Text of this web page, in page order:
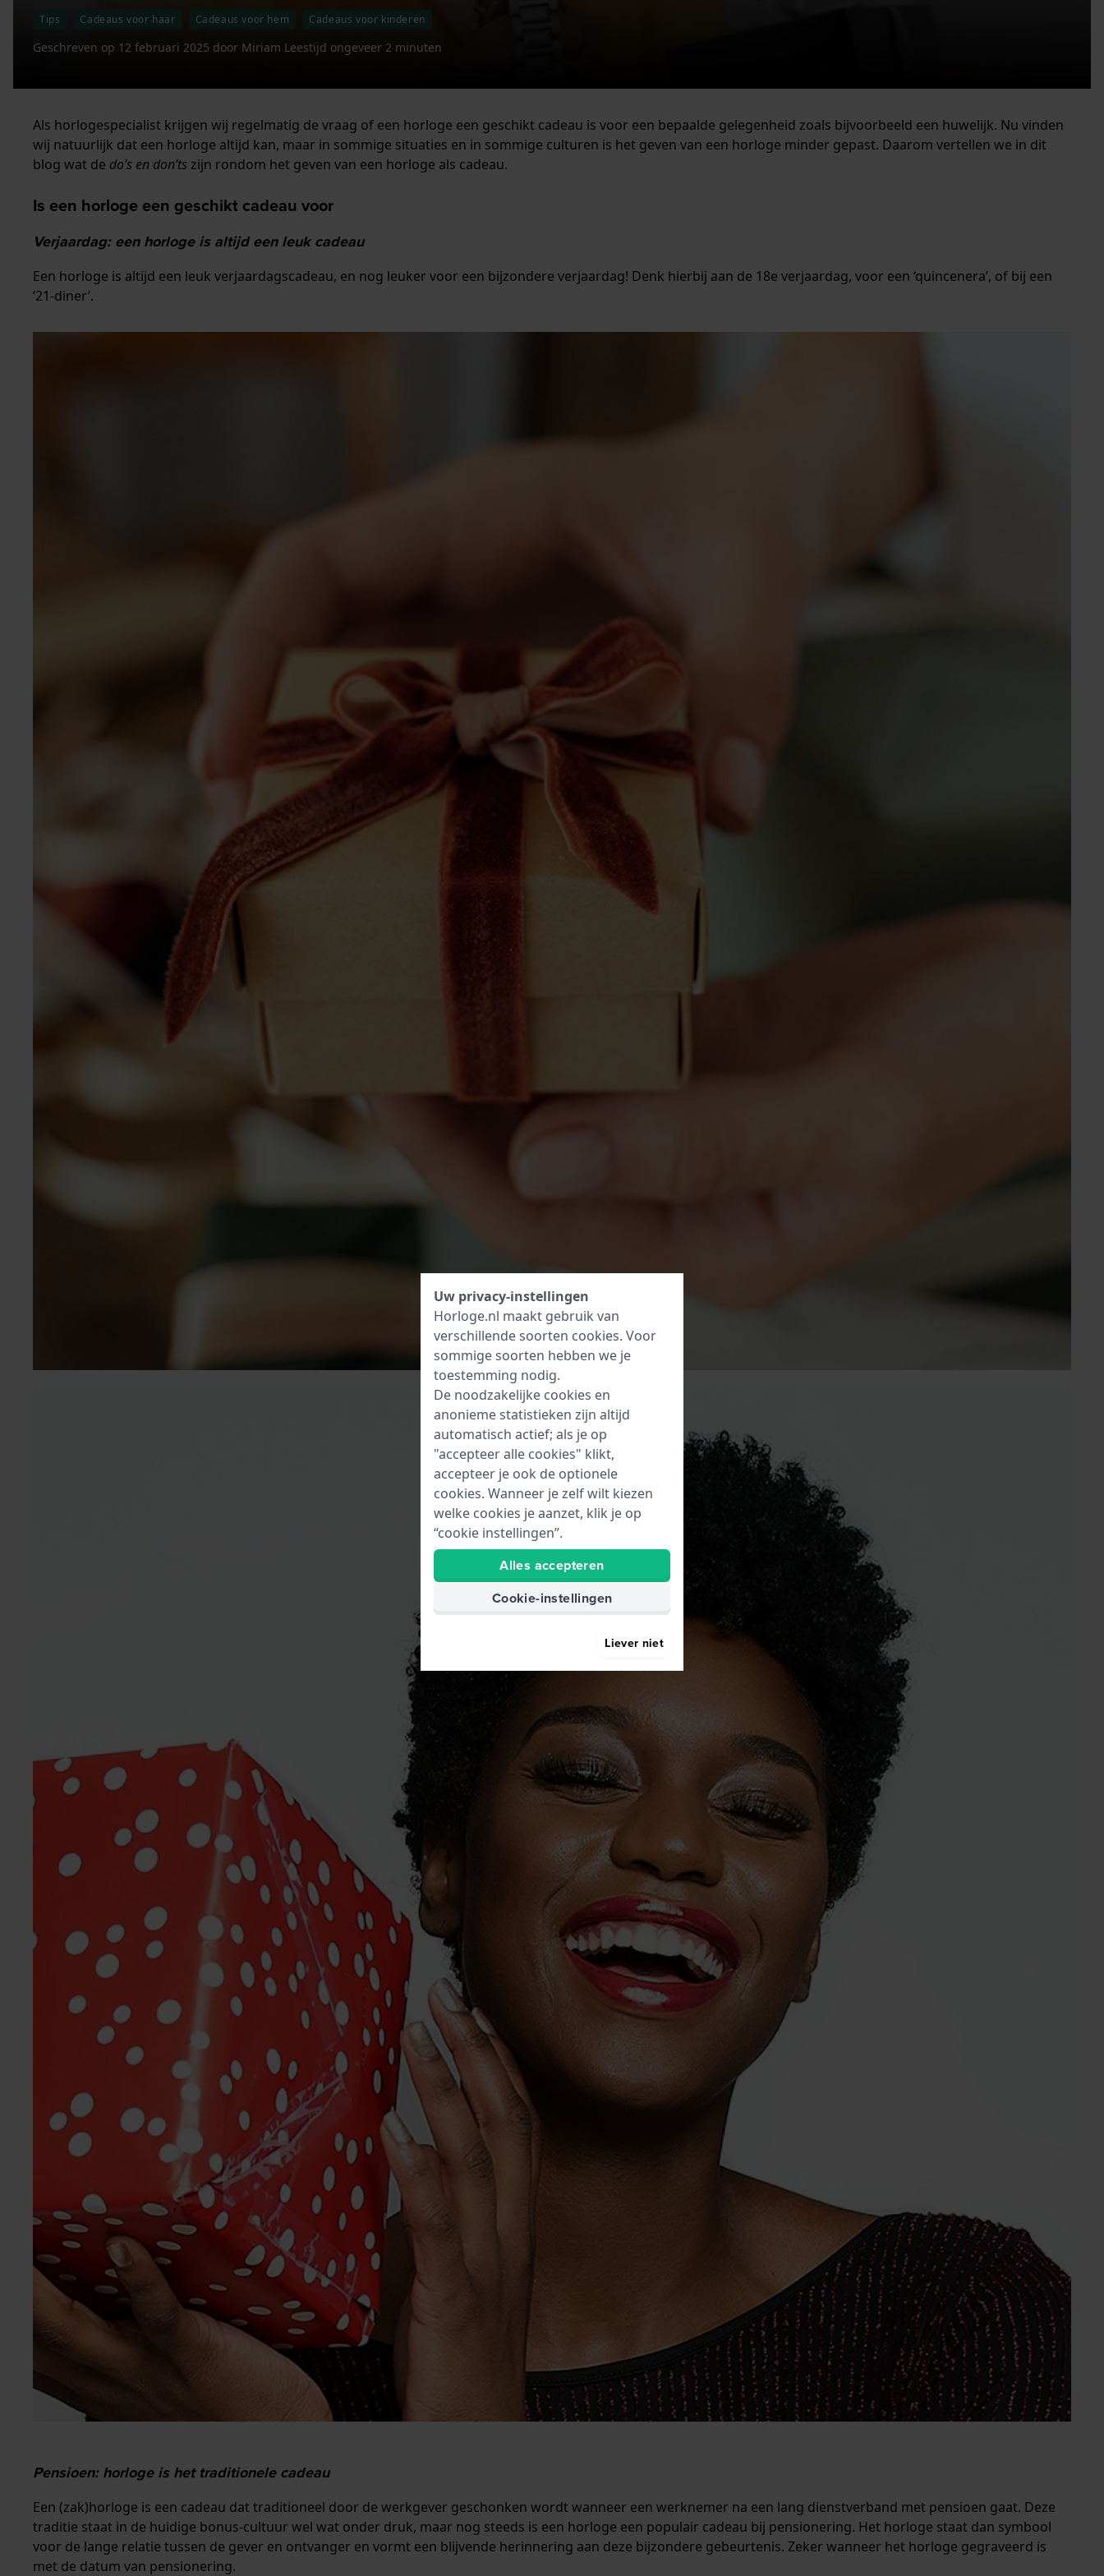
Tips Cadeaus voor haar Cadeaus voor hem Cadeaus voor kinderen
Geschreven op 12 februari 2025 door Miriam Leestijd ongeveer 2 minuten
Als horlogespecialist krijgen wij regelmatig de vraag of een horloge een geschikt cadeau is voor een bepaalde gelegenheid zoals bijvoorbeeld een huwelijk. Nu vinden
wij natuurlijk dat een horloge altijd kan, maar in sommige situaties en in sommige culturen is het geven van een horloge minder gepast. Daarom vertellen we in dit
blog wat de do’s en don’ts zijn rondom het geven van een horloge als cadeau.
Is een horloge een geschikt cadeau voor
Verjaardag: een horloge is altijd een leuk cadeau
Een horloge is altijd een leuk verjaardagscadeau, en nog leuker voor een bijzondere verjaardag! Denk hierbij aan de 18e verjaardag, voor een ‘quincenera’, of bij een
‘21-diner’.
Pensioen: horloge is het traditionele cadeau
Een (zak)horloge is een cadeau dat traditioneel door de werkgever geschonken wordt wanneer een werknemer na een lang dienstverband met pensioen gaat. Deze
traditie staat in de huidige bonus-cultuur wel wat onder druk, maar nog steeds is een horloge een populair cadeau bij pensionering. Het horloge staat dan symbool
voor de lange relatie tussen de gever en ontvanger en vormt een blijvende herinnering aan deze bijzondere gebeurtenis. Zeker wanneer het horloge gegraveerd is
met de datum van pensionering.
Uw privacy-instellingen
Horloge.nl maakt gebruik van
verschillende soorten cookies. Voor
sommige soorten hebben we je
toestemming nodig.
De noodzakelijke cookies en
anonieme statistieken zijn altijd
automatisch actief; als je op
"accepteer alle cookies" klikt,
accepteer je ook de optionele
cookies. Wanneer je zelf wilt kiezen
welke cookies je aanzet, klik je op
“cookie instellingen”.
Alles accepteren
Cookie-instellingen
Liever niet